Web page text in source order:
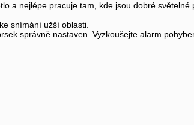
a nejlépe pracuje tam, kde jsou dobré světelné
snímání užší oblasti.
správně nastaven. Vyzkoušejte alarm